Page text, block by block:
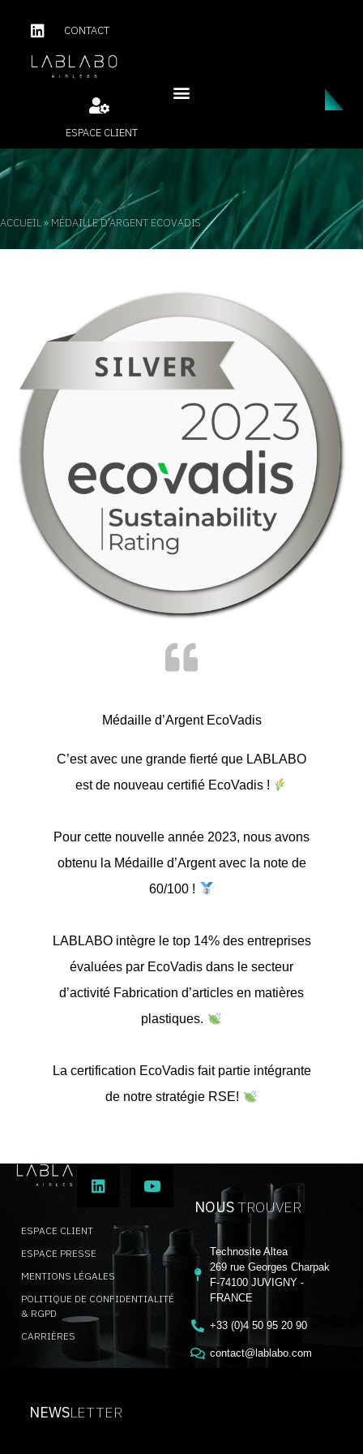
CONTACT
ESPACE CLIENT
ACCUEIL»MÉDAILLE D’ARGENT ECOVADIS
Médaille d’Argent EcoVadis
C’est avec une grande fierté que LABLABO
est de nouveau certifié EcoVadis !
Pour cette nouvelle année 2023, nous avons
obtenu la Médaille d’Argent avec la note de
60/100 !
LABLABO intègre le top 14% des entreprises
évaluées par EcoVadis dans le secteur
d’activité Fabrication d’articles en matières
plastiques.
La certification EcoVadis fait partie intégrante
de notre stratégie RSE!
ESPACE CLIENT
ESPACE PRESSE
MENTIONS LÉGALES
POLITIQUE DE CONFIDENTIALITÉ
& RGPD
CARRIÈRES
NOUSTROUVER
Technosite Altea
269 rue Georges Charpak
F-74100 JUVIGNY -
FRANCE
+33 (0)4 50 95 20 90
contact@lablabo.com
NEWSLETTER